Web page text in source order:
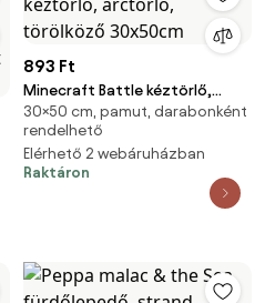
893 Ft
Minecraft Battle kéztörlő,
arctörlő, törölköző 30x50cm
30×50 cm, pamut, darabonként
rendelhető
Elérhető 2 webáruházban
Raktáron